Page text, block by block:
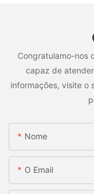
Congratulamo-nos
capaz de
informações, visite o
Nome
O Email